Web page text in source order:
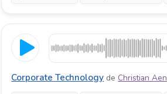
Corporate Technology de Christian Aen